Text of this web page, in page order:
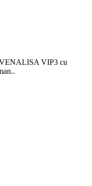
VENALISA VIP3 cu